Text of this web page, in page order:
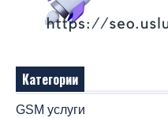
Категории
GSM услуги